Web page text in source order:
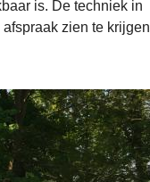
is. De techniek in
zien te krijgen